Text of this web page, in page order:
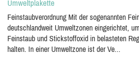
Umweltplakette
Feinstaubverordnung Mit der sogenannten
deutschlandweit Umweltzonen eingerichtet,
Feinstaub und Stickstoffoxid in belasteten
halten. In einer Umweltzone ist der Ve...